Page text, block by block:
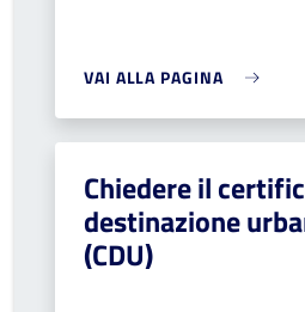
VAI ALLA PAGINA
Chiedere il
destinazione
(CDU)